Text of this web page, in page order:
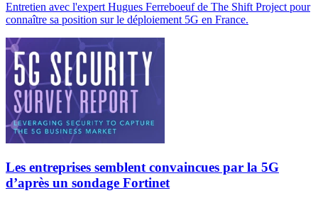
Entretien avec l'expert Hugues Ferreboeuf de The Shift Project pour
connaître sa position sur le déploiement 5G en France.
Les entreprises semblent convaincues par la 5G
d’après un sondage Fortinet